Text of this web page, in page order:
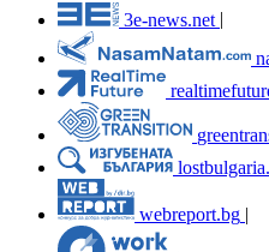
3e-news.net
webreport.bg